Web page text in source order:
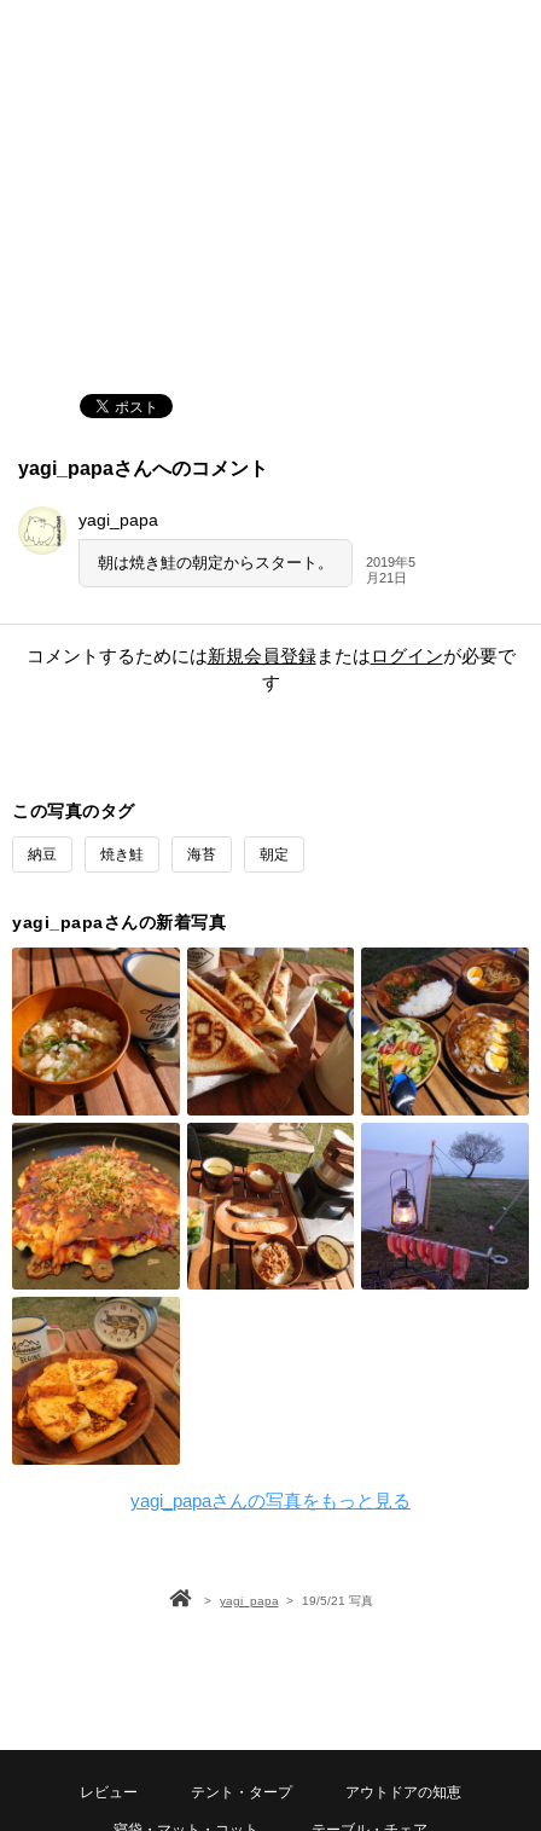
yagi_papaさんへのコメント
yagi_papa
朝は焼き鮭の朝定からスタート。
2019年5
月21日
コメントするためには新規会員登録またはログインが必要で
す
この写真のタグ
納豆 焼き鮭 海苔 朝定
yagi_papaさんの新着写真
yagi_papaさんの写真をもっと見る
> yagi_papa > 19/5/21 写真
レビュー テント・タープ アウトドアの知恵